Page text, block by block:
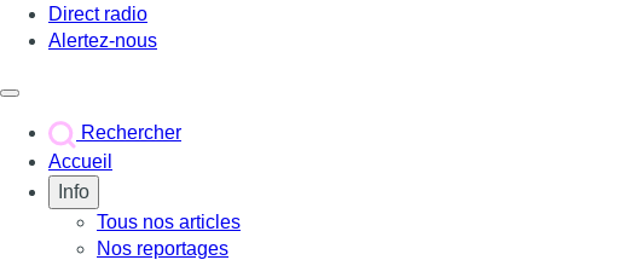
Direct radio
Alertez-nous
Rechercher
Accueil
Info
Tous nos articles
Nos reportages